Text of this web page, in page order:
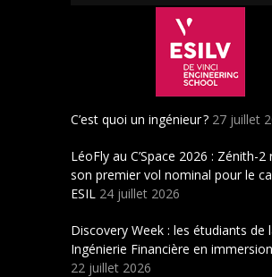
C’est quoi un ingénieur ? 27 juillet
LéoFly au C’Space 2026 : Zénith-2
son premier vol nominal pour le
ESIL 24 juillet 2026
Discovery Week : les étudiants de
Ingénierie Financière en
22 juillet 2026